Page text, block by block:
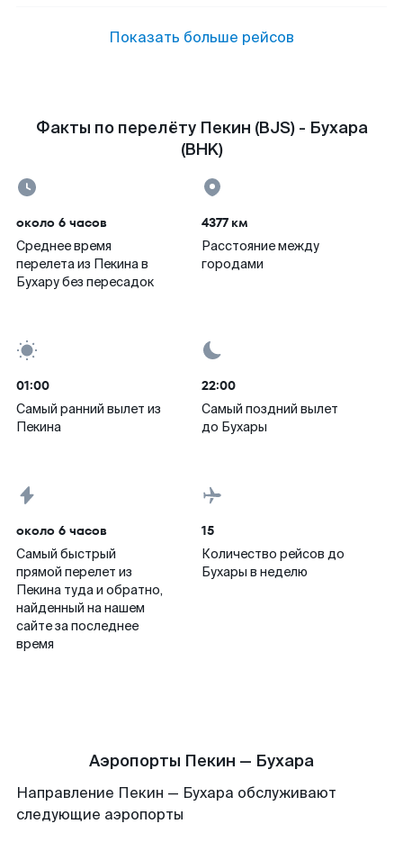
Показать больше рейсов
Факты по перелёту Пекин (BJS) - Бухара
(BHK)
около 6 часов
Среднее время
перелета из Пекина в
Бухару без пересадок
4377 км
Расстояние между
городами
01:00
Самый ранний вылет из
Пекина
22:00
Самый поздний вылет
до Бухары
около 6 часов
Самый быстрый
прямой перелет из
Пекина туда и обратно,
найденный на нашем
сайте за последнее
время
15
Количество рейсов до
Бухары в неделю
Аэропорты Пекин — Бухара
Направление Пекин — Бухара обслуживают
следующие аэропорты